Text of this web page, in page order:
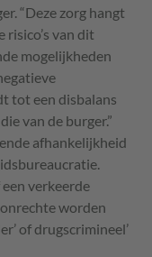
“Deze zorg hangt
risico’s van dit
mogelijkheden
tot een disbalans
van de burger.”
afhankelijkheid
verkeerde
worden
of drugscrimineel’